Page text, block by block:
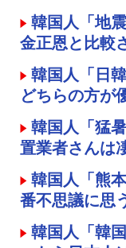
韓国人「地
金正恩と比較
韓国人「日
どちらの方が
韓国人「猛
置業者さんは
韓国人「熊
番不思議に思
韓国人「韓